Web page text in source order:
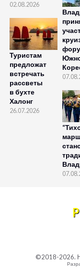
02.08.2026
Туристам
предложат
встречать
рассветы
в бухте
Халонг
26.07.2026
©2018-2026.